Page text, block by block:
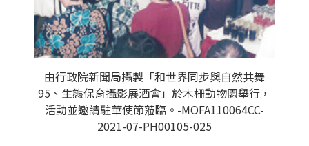
由行政院新聞局攝製「和世界同步與自然共舞
95、生態保育攝影展酒會」於木柵動物園舉行，
活動並邀請駐華使節蒞臨。-MOFA110064CC-
2021-07-PH00105-025